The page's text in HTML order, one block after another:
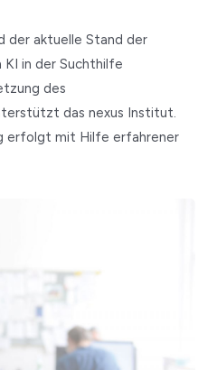
der aktuelle Stand der
KI in der Suchthilfe
des
das nexus Institut.
erfolgt mit Hilfe erfahrener